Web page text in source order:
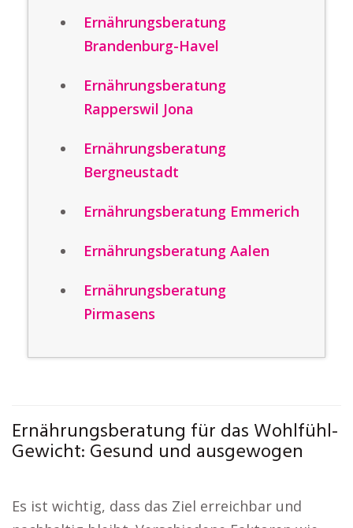
Ernährungsberatung
Brandenburg-Havel
Ernährungsberatung
Rapperswil Jona
Ernährungsberatung
Bergneustadt
Ernährungsberatung Emmerich
Ernährungsberatung Aalen
Ernährungsberatung
Pirmasens
Ernährungsberatung für das Wohlfühl-
Gewicht: Gesund und ausgewogen
Es ist wichtig, dass das Ziel erreichbar und